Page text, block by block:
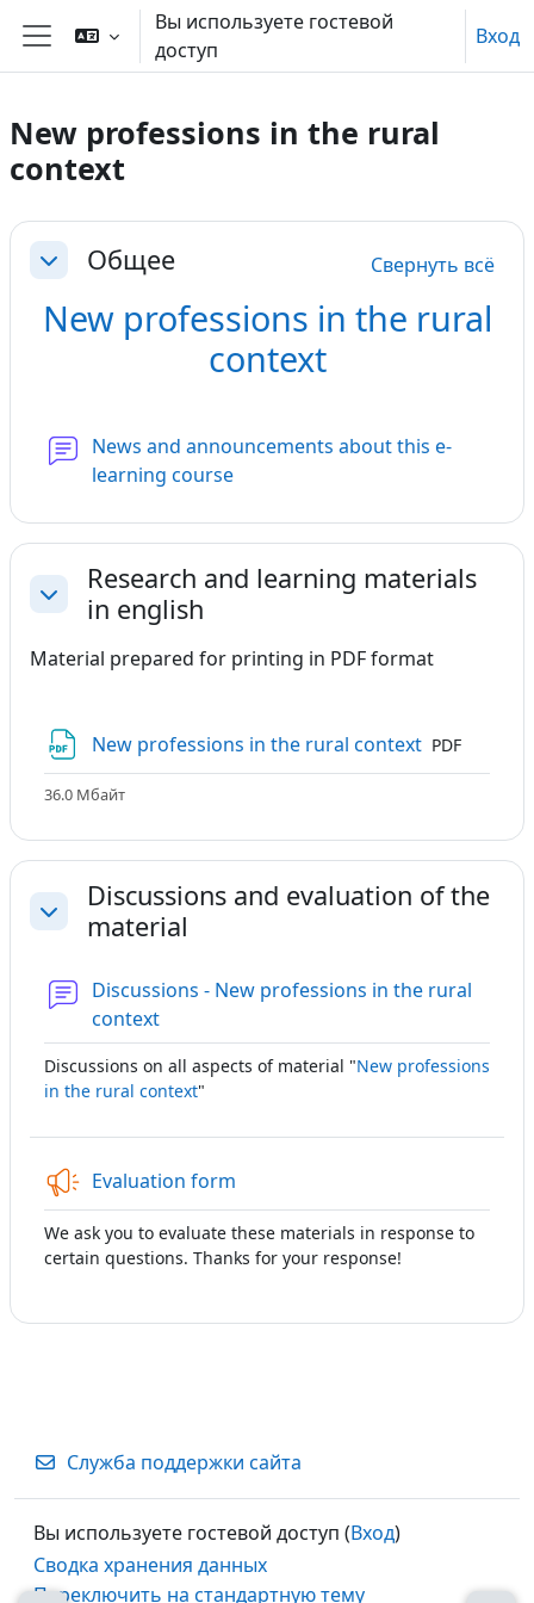
Перейти к основному содержанию
Боковая панель
Вы используете гостевой
доступ
Вход
New professions in the rural
context
Section outline
СвернутьОбщее Свернуть всё
New professions in the rural
context
News and announcements about this e-
learning course
Свернуть
Research and learning materials
in english
Material prepared for printing in PDF format
New professions in the rural context Файл
PDF
36.0 Мбайт
Свернуть
Discussions and evaluation of the
material
Discussions - New professions in the rural
context
Discussions on all aspects of material "New professions
in the rural context"
Evaluation form
We ask you to evaluate these materials in response to
certain questions. Thanks for your response!
Служба поддержки сайта
Вы используете гостевой доступ (Вход)
Сводка хранения данных
Переключить на стандартную тему